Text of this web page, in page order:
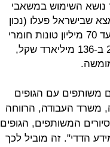
נושא השימוש במשאבי
שבישראל פעלו (נכון
ל-2018) כ-130 אתרי חציבה וכרייה ו-66 מחצבות, שהפיקו עד 70 מיליון טונות חומרי
גלם שונים. שיעור ההשקעות בענפי הבנייה הסתכם ב-2017 ב-136 מיליארד שקל,
משותפים עם הגופים
משרד העבודה, הרווחה
המשותפים, הגופים
הדדי". זה מוביל לכך